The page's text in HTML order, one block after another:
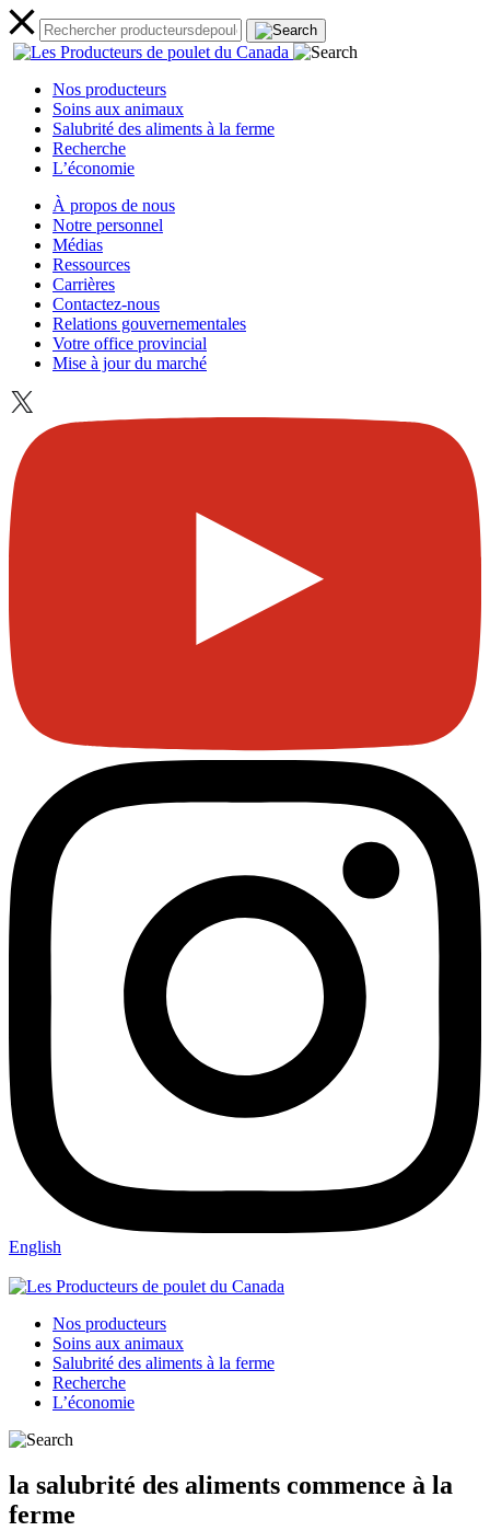
Nos producteurs
Soins aux animaux
Salubrité des aliments à la ferme
Recherche
L’économie
À propos de nous
Notre personnel
Médias
Ressources
Carrières
Contactez-nous
Relations gouvernementales
Votre office provincial
Mise à jour du marché
English
Nos producteurs
Soins aux animaux
Salubrité des aliments à la ferme
Recherche
L’économie
la salubrité des aliments commence à la
ferme